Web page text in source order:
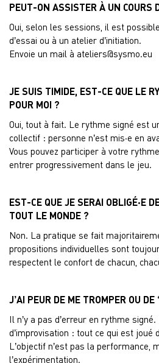
PEUT-ON ASSISTER À UN COURS
Oui, selon les sessions, il est
d’essai ou à un atelier d’initiation.
Envoie un mail à ateliers@sysmo.eu
JE SUIS TIMIDE, EST-CE QUE LE
POUR MOI ?
Oui, tout à fait. Le rythme signé est
collectif : personne n’est mis·e en
Vous pouvez participer à votre
entrer progressivement dans le jeu.
EST-CE QUE JE SERAI OBLIGÉ·E
TOUT LE MONDE ?
Non. La pratique se fait
propositions individuelles sont
respectent le confort de chacun,
J’AI PEUR DE ME TROMPER OU DE
Il n’y a pas d’erreur en rythme signé.
d’improvisation : tout ce qui est joué
L’objectif n’est pas la performance,
l’expérimentation.